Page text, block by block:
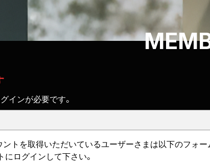
インが必要です。
トを取得いただいているユーザーさまは以下のフォー
にログインして下さい。